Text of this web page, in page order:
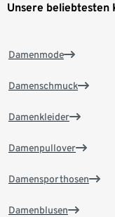
Unsere beliebtesten
Damenmode
Damenschmuck
Damenkleider
Damenpullover
Damensporthosen
Damenblusen